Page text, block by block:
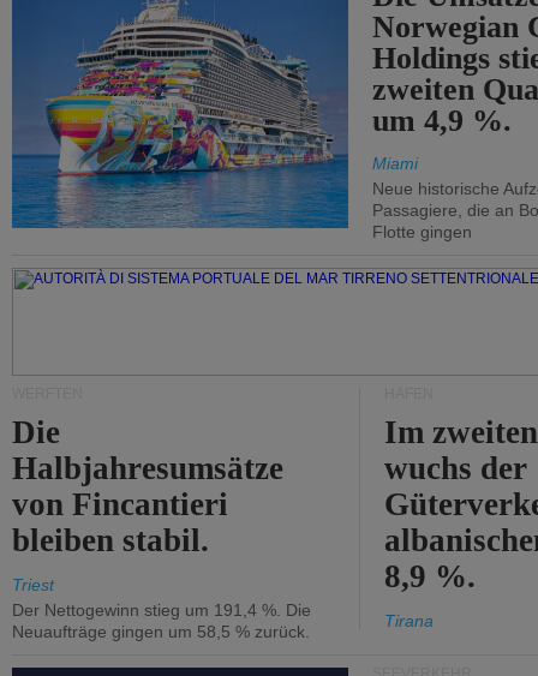
Norwegian
Holdings
zweiten
um 4,9 %.
Miami
Neue historische
Passagiere, die an
Flotte gingen
Die
Halbjahresumsätze
von Fincantieri
bleiben stabil.
Triest
Der Nettogewinn stieg um 191,4 %. Die
Neuaufträge gingen um 58,5 % zurück.
Im
wuchs der
8,9 %.
Tirana